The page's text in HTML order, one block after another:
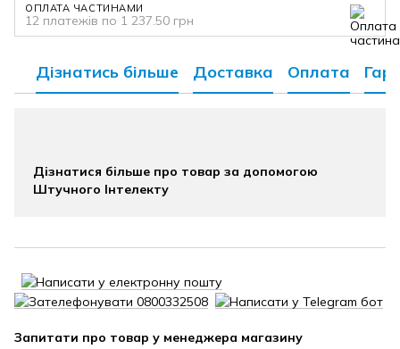
ОПЛАТА ЧАСТИНАМИ
12 платежів по 1 237.50 грн
Дізнатись більше Доставка Оплата
Дізнатися більше про товар за допомогою
Штучного Інтелекту
Запитати про товар у менеджера магазину